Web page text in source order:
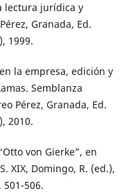
lectura jurídica y
Granada, Ed.
1999.
en la empresa, edición y
Semblanza
Pérez, Granada, Ed.
2010.
von Gierke”, en
XIX, Domingo, R. (ed.),
506.